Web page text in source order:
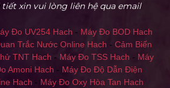
tiết xin vui lòng liên hệ qua email
Đo UV254 Hach - Máy Đo BOD Hach
Trắc Nước Online Hach - Cảm Biến
TNT Hach - Máy Đo TSS Hach - Máy
Amoni Hach - Máy Đo Độ Dẫn Điện
Hach - Máy Đo Oxy Hòa Tan Hach